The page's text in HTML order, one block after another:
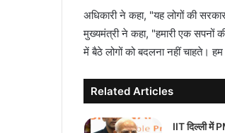
अधिकारी ने कहा, "यह लोगों की
मुख्यमंत्री ने कहा, "हमारी एक सपनों
में बैठे लोगों को बदलना नहीं चाहते।
Related Articles
IIT दिल्ली में